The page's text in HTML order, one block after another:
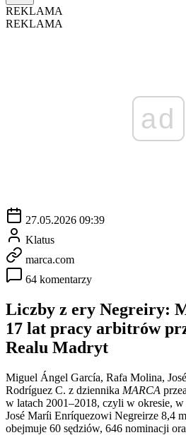
REKLAMA
REKLAMA
ad
27.05.2026 09:39
Klatus
marca.com
64 komentarzy
Liczby z ery Negreiry:
17 lat pracy arbitrów
Realu Madryt
Miguel Ángel García, Rafa Molina,
Rodríguez C. z dziennika MARCA
w latach 2001–2018, czyli w okresie, w
José Maríi Enríquezowi Negreirze 8,4
obejmuje 60 sędziów, 646 nominacji